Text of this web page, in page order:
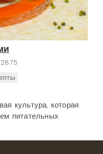
культура, которая
питательных